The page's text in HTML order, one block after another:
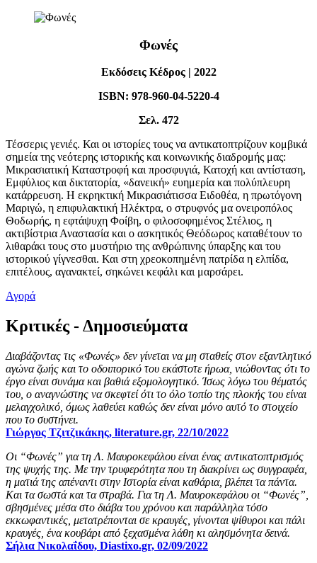
Φωνές
Εκδόσεις Κέδρος | 2022
ISBN: 978-960-04-5220-4
Σελ. 472
Τέσσερις γενιές. Και οι ιστορίες τους να αντικατοπτρίζουν κομβικά
σημεία της νεότερης ιστορικής και κοινωνικής διαδρομής μας:
Μικρασιατική Καταστροφή και προσφυγιά, Κατοχή και αντίσταση,
Εμφύλιος και δικτατορία, «δανεική» ευημερία και πολύπλευρη
κατάρρευση. Η εκρηκτική Mικρασιάτισσα Ειδοθέα, η πρωτόγονη
Μαριγώ, η επιφυλακτική Ηλέκτρα, ο στρυφνός μα ονειροπόλος
Θοδωρής, η εφτάψυχη Φοίβη, ο φιλοσοφημένος Στέλιος, η
ακτιβίστρια Αναστασία και ο ασκητικός Θεόδωρος καταθέτουν το
λιθαράκι τους στο μυστήριο της ανθρώπινης ύπαρξης και του
ιστορικού γίγνεσθαι. Και στη χρεοκοπημένη πατρίδα η ελπίδα,
επιτέλους, αγανακτεί, σηκώνει κεφάλι και μαρσάρει.
Αγορά
Κριτικές - Δημοσιεύματα
Διαβάζοντας τις «Φωνές» δεν γίνεται να μη σταθείς στον εξαντλητικό
αγώνα ζωής και το οδοιπορικό του εκάστοτε ήρωα, νιώθοντας ότι το
έργο είναι συνάμα και βαθιά εξομολογητικό. Ίσως λόγω του θέματός
του, ο αναγνώστης να σκεφτεί ότι το όλο τοπίο της πλοκής του είναι
μελαγχολικό, όμως λαθεύει καθώς δεν είναι μόνο αυτό το στοιχείο
που το συστήνει.
Γιώργος Τζιτζικάκης, literature.gr, 22/10/2022
Οι “Φωνές” για τη Λ. Μαυροκεφάλου είναι ένας αντικατοπτρισμός
της ψυχής της. Με την τρυφερότητα που τη διακρίνει ως συγγραφέα,
η ματιά της απέναντι στην Ιστορία είναι καθάρια, βλέπει τα πάντα.
Και τα σωστά και τα στραβά. Για τη Λ. Μαυροκεφάλου οι “Φωνές”,
σβησμένες μέσα στο διάβα του χρόνου και παράλληλα τόσο
εκκωφαντικές, μετατρέπονται σε κραυγές, γίνονται ψίθυροι και πάλι
κραυγές, ένα κουβάρι από ξεχασμένα λάθη κι αλησμόνητα δεινά.
Σήλια Νικολαΐδου, Diastixo.gr, 02/09/2022